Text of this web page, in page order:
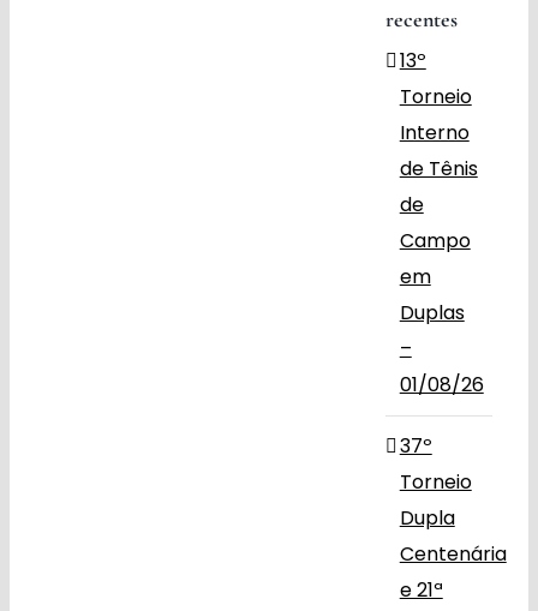
recentes
13º
Torneio
Interno
de Tênis
de
Campo
em
Duplas
–
01/08/26
37º
Torneio
Dupla
Centenária
e 21ª